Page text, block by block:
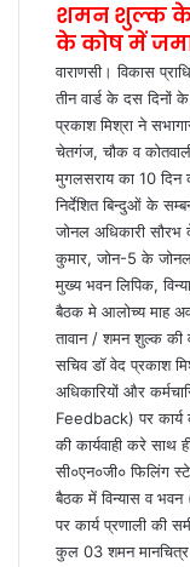
शमन शुल्क के
के कोष में
वाराणसी। विकास
तीन वार्ड के दस दिनों
प्रकाश मिश्रा ने
चेतगंज, चौक व
मुगलसराय का 10 दिन
निर्देशित बिन्दुओं के
जोनल अधिकारी सौरभ
कुमार, जोन-5 के जोनल
मुख्य भवन लिपिक,
बैठक मे आलोच्य माह
तावान / शमन शुल्क की
सचिव डॉ वेद प्रकाश
अधिकारियों और
Feedback) पर कार्य
की कार्यवाही करे
सी०एन०जी० फिलिंग
बैठक में विन्यास व भवन
पर कार्य प्रणाली की
कुल 03 शमन